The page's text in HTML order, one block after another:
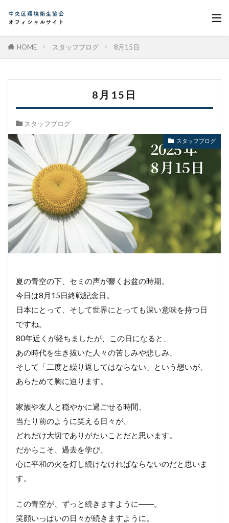
HOME スタッフブログ 8月15日
8月15日
スタッフブログ
スタッフブログ
夏の青空の下、セミの声が響くお盆の時期。
今日は8月15日終戦記念日。
日本にとって、そして世界にとっても深い意味を持つ日
ですね。
80年近くが経ちましたが、この日になると、
あの時代を生き抜いた人々の苦しみや悲しみ、
そして「二度と繰り返してはならない」という想いが、
あらためて胸に迫ります。
家族や友人と穏やかに過ごせる時間、
当たり前のように笑える日々が、
どれだけ大切でありがたいことだと思います。
だからこそ、過去を学び、
心に平和の火を灯し続けなければならないのだと思いま
す。
この青空が、ずっと続きますように――。
笑顔いっぱいの日々が続きますように。